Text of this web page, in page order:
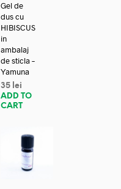
Gel de
dus cu
HIBISCUS
in
ambalaj
de sticla –
Yamuna
35 lei
ADD TO
CART